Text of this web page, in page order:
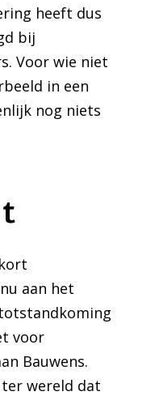
heeft dus
bij
Voor wie niet
in een
nog niets
aan het
voor
Bauwens.
wereld dat